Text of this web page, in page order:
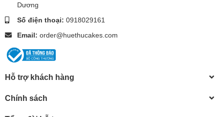
Dương
Số điện thoại: 0918029161
Email: order@huethucakes.com
Hỗ trợ khách hàng
Chính sách